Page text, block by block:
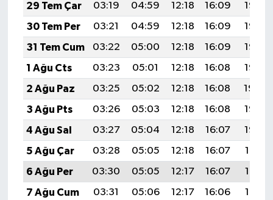
29 Tem Çar
03:19 04:59 12:18 16:09
19:27
30 Tem Per
03:21 04:59 12:18 16:09
19:27
31 Tem Cum
03:22 05:00 12:18 16:09
19:26
1 Ağu Cts
03:23 05:01 12:18 16:08
19:25
2 Ağu Paz
03:25 05:02 12:18 16:08
19:24
3 Ağu Pts
03:26 05:03 12:18 16:08
19:23
4 Ağu Sal
03:27 05:04 12:18 16:07
19:22
5 Ağu Çar
03:28 05:05 12:18 16:07
19:21
6 Ağu Per
03:30 05:05 12:17 16:07
19:19
7 Ağu Cum
03:31 05:06 12:17 16:06
19:18